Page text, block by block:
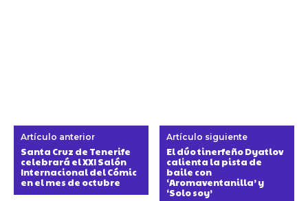
Artículo anterior
Santa Cruz de Tenerife
celebrará el XXI Salón
Internacional del Cómic
en el mes de octubre
Artículo siguiente
El dúo tinerfeño Dyatlov
calienta la pista de
baile con
‘Aromaventanilla’ y
‘Solo soy’